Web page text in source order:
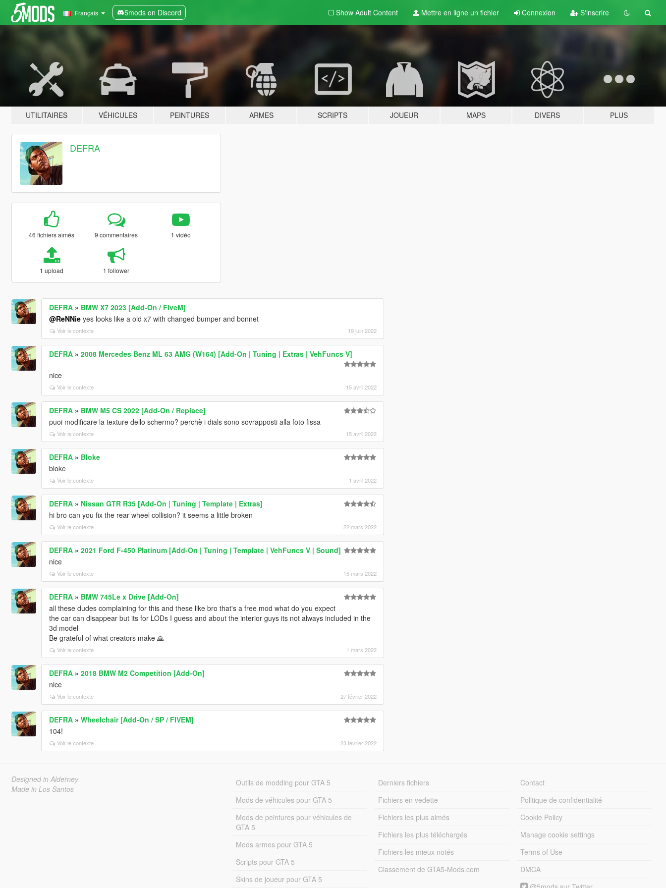
Français 5mods on Discord Show Adult Content Mettre en ligne un fichier Connexion S'inscrire
UTILITAIRES VÉHICULES PEINTURES ARMES SCRIPTS JOUEUR MAPS DIVERS PLUS
DEFRA
46 fichiers aimés 9 commentaires 1 vidéo
1 upload 1 follower
DEFRA» BMW X7 2023 [Add-On / FiveM]
@ReNNieyes looks like a old x7 with changed bumper and bonnet
Voir le contexte 19 juin 2022
DEFRA» 2008 Mercedes Benz ML 63 AMG (W164) [Add-On | Tuning | Extras | VehFuncs V]
nice
Voir le contexte 15 avril 2022
DEFRA» BMW M5 CS 2022 [Add-On / Replace]
puoi modificare la texture dello schermo? perchè i dials sono sovrapposti alla foto fissa
Voir le contexte 15 avril 2022
DEFRA» Bloke
bloke
Voir le contexte 1 avril 2022
DEFRA» Nissan GTR R35 [Add-On | Tuning | Template | Extras]
hi bro can you fix the rear wheel collision? it seems a little broken
Voir le contexte 22 mars 2022
DEFRA» 2021 Ford F-450 Platinum [Add-On | Tuning | Template | VehFuncs V | Sound]
nice
Voir le contexte 15 mars 2022
DEFRA» BMW 745Le x Drive [Add-On]
all these dudes complaining for this and these like bro that's a free mod what do you expect
the car can disappear but its for LODs I guess and about the interior guys its not always included in the
3d model
Be grateful of what creators make 🙏
Voir le contexte 1 mars 2022
DEFRA» 2018 BMW M2 Competition [Add-On]
nice
Voir le contexte 27 février 2022
DEFRA» Wheelchair [Add-On / SP / FIVEM]
104!
Voir le contexte 23 février 2022
Designed in Alderney
Made in Los Santos
Outils de modding pour GTA 5
Mods de véhicules pour GTA 5
Mods de peintures pour véhicules de
GTA 5
Mods armes pour GTA 5
Scripts pour GTA 5
Skins de joueur pour GTA 5
Derniers fichiers
Fichiers en vedette
Fichiers les plus aimés
Fichiers les plus téléchargés
Fichiers les mieux notés
Classement de GTA5-Mods.com
Contact
Politique de confidentialité
Cookie Policy
Manage cookie settings
Terms of Use
DMCA